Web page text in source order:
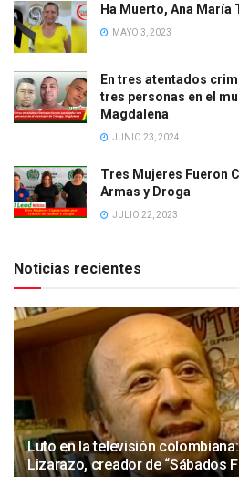
Ha Muerto, Ana María
MAYO 3, 2023
En tres atentados
tres personas en el
Magdalena
JUNIO 23, 2024
Tres Mujeres Fueron
Armas y Droga
JULIO 22, 2023
Noticias recientes
Luto en la televisión
Lizarazo, creador de “Sábados